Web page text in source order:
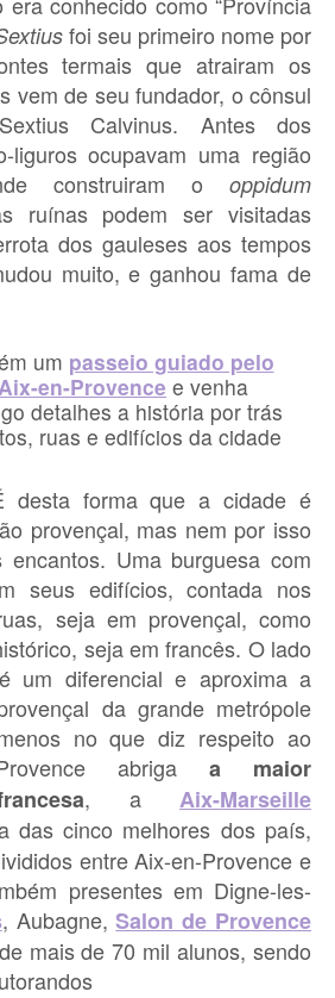
foi seu primeiro nome por
termais que atrairam os
vem de seu fundador, o cônsul
Calvinus. Antes dos
liguros ocupavam uma região
construiram o oppidum
ruínas podem ser visitadas
dos gauleses aos tempos
muito, e ganhou fama de
um passeio guiado pelo
en-Provence e venha
detalhes a história por trás
ruas e edifícios da cidade
desta forma que a cidade é
provençal, mas nem por isso
Uma burguesa com
seus edifícios, contada nos
seja em provençal, como
seja em francês. O lado
um diferencial e aproxima a
da grande metrópole
no que diz respeito ao
abriga a maior
, a Aix-Marseille
das cinco melhores dos país,
entre Aix-en-Provence e
presentes em Digne-les-
, Aubagne,Salon de Provence
mais de 70 mil alunos, sendo